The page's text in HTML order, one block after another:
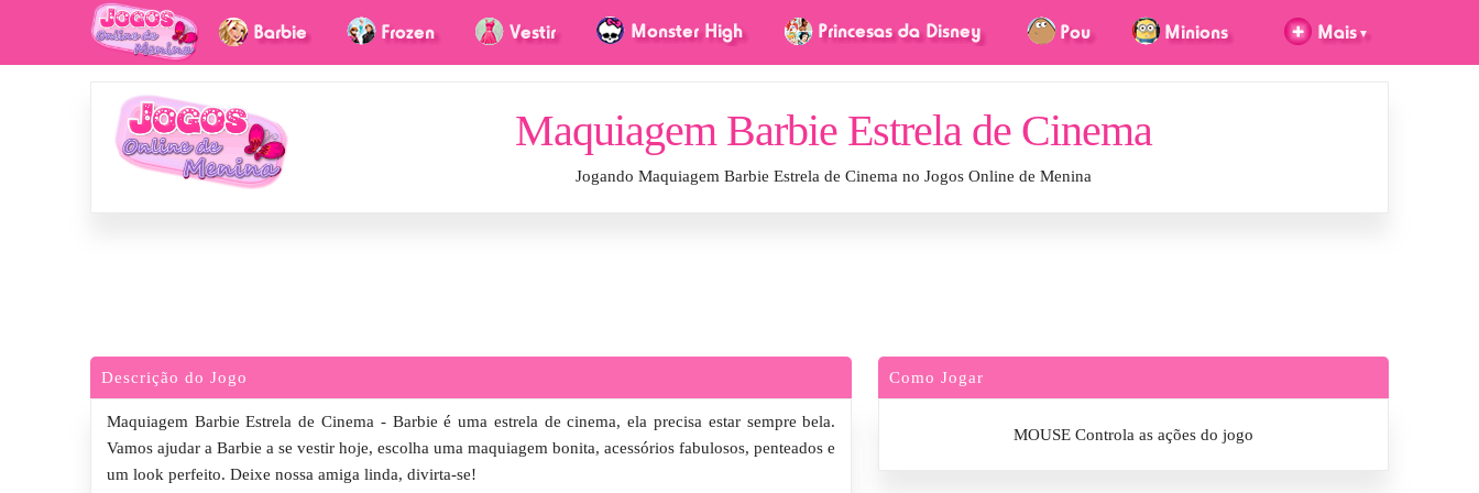
Maquiagem Barbie Estrela de Cinema
Jogando Maquiagem Barbie Estrela de Cinema no Jogos Online de Menina
Descrição do Jogo
Maquiagem Barbie Estrela de Cinema - Barbie é uma estrela de cinema, ela precisa estar sempre bela.
Vamos ajudar a Barbie a se vestir hoje, escolha uma maquiagem bonita, acessórios fabulosos, penteados e
um look perfeito. Deixe nossa amiga linda, divirta-se!
Como Jogar
MOUSE Controla as ações do jogo